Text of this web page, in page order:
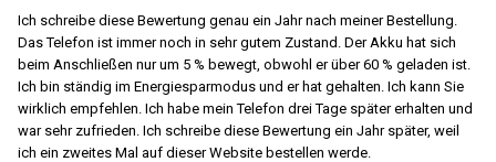
Ich schreibe diese Bewertung genau ein Jahr nach meiner Bestellung.
Das Telefon ist immer noch in sehr gutem Zustand. Der Akku hat sich
beim Anschließen nur um 5 % bewegt, obwohl er über 60 % geladen ist.
Ich bin ständig im Energiesparmodus und er hat gehalten. Ich kann Sie
wirklich empfehlen. Ich habe mein Telefon drei Tage später erhalten und
war sehr zufrieden. Ich schreibe diese Bewertung ein Jahr später, weil
ich ein zweites Mal auf dieser Website bestellen werde.